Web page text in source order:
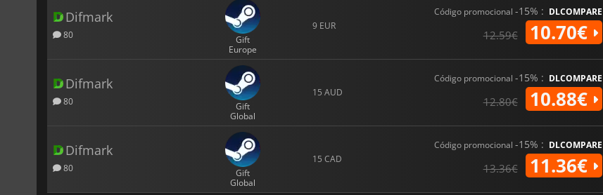
Difmark
80
Gift
Europe
9 EUR
Código promocional -15% : DLCOMPARE
12.59€ 10.70€
Difmark
80
Gift
Global
15 AUD
Código promocional -15% : DLCOMPARE
12.80€ 10.88€
Difmark
80
Gift
Global
15 CAD
Código promocional -15% : DLCOMPARE
13.36€ 11.36€